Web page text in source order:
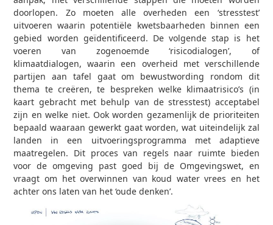
doorlopen. Zo moeten alle overheden een ‘stresstest’
uitvoeren waarin potentiële kwetsbaarheden binnen een
gebied worden geïdentificeerd. De volgende stap is het
voeren van zogenoemde ‘risicodialogen’, of
klimaatdialogen, waarin een overheid met verschillende
partijen aan tafel gaat om bewustwording rondom dit
thema te creëren, te bespreken welke klimaatrisico’s (in
kaart gebracht met behulp van de stresstest) acceptabel
zijn en welke niet. Ook worden gezamenlijk de prioriteiten
bepaald waaraan gewerkt gaat worden, wat uiteindelijk zal
landen in een uitvoeringsprogramma met adaptieve
maatregelen. Dit proces van regels naar ruimte bieden
voor de omgeving past goed bij de Omgevingswet, en
vraagt om het overwinnen van koud water vrees en het
achter ons laten van het ‘oude denken’.